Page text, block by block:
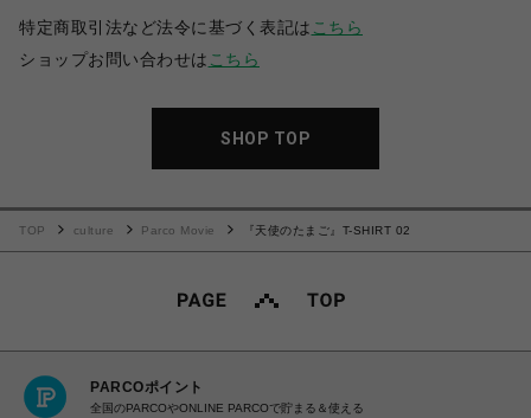
特定商取引法など法令に基づく表記は こちら
ショップお問い合わせは こちら
SHOP TOP
TOP culture Parco Movie 『天使のたまご』T-SHIRT 02
PARCOポイント
全国のPARCOやONLINE PARCOで貯まる＆使える